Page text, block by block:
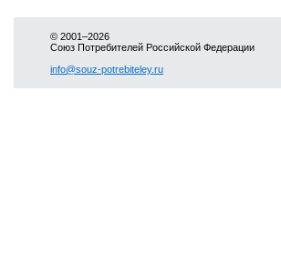
© 2001–2026
Союз Потребителей Российской Федерации
info@souz-potrebiteley.ru